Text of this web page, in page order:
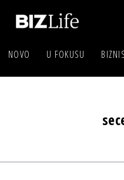
NOVO U FOKUSU BIZNIS